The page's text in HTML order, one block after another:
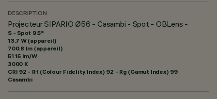
DESCRIPTION
Projecteur SIPARIO Ø56 - Casambi - Spot - OBLens -
S - Spot 9.5°
13.7 W (appareil)
700.8 lm (appareil)
51.15 lm/W
3000 K
CRI 92 - Rf (Colour Fidelity Index) 92 - Rg (Gamut Index) 99
Casambi